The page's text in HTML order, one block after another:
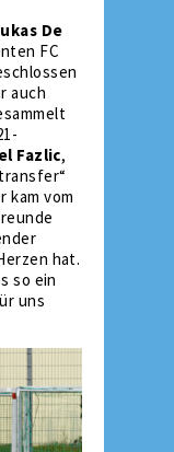
De
FC
auch
Fazlic,
kam vom
hat.
so ein
uns